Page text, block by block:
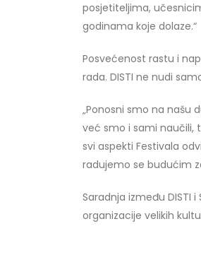
posjetiteljima,
godinama koje dolaze.“
Posvećenost rastu i
rada. DISTI ne nudi
„Ponosni smo na našu
već smo i sami naučili,
svi aspekti Festivala
radujemo se budućim
Saradnja između
organizacije velikih